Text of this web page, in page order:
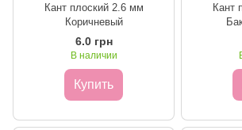
Кант плоский 2.6 мм
Коричневый
6.0 грн
В наличии
Купить
Кант